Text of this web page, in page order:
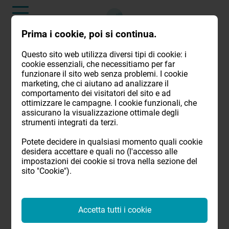
Rimodellamento della silhouette per una nuova
vita
Rimozione e riduzione del
grasso tramite liposuzione e
criolipolisi
Quando ladieta,l'esercizio fisico
Quando il sentimento di vergogna domina la vita, si
evitano eventi sociali come la piscina o ci si sottrae del
tutto alla vita sociale, è necessario agire. La solitudine
in forma e belli, si irradia questa sensazione e si assume
una postura completamente diversa. Di conseguenza, si
Prima i cookie, poi si continua.
Questo sito web utilizza diversi tipi di cookie: i
cookie essenziali, che necessitiamo per far
funzionare il sito web senza problemi. I cookie
marketing, che ci aiutano ad analizzare il
comportamento dei visitatori del sito e ad
ottimizzare le campagne. I cookie funzionali, che
assicurano la visualizzazione ottimale degli
strumenti integrati da terzi.
Potete decidere in qualsiasi momento quali cookie
desidera accettare e quali no (l'accesso alle
impostazioni dei cookie si trova nella sezione del
sito "Cookie").
Accetta tutti i cookie